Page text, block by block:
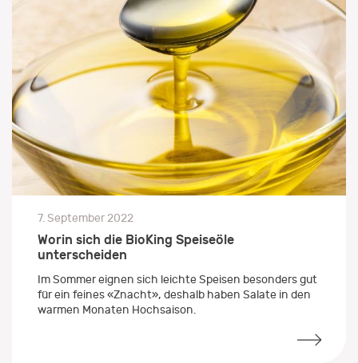
7. September 2022
Worin sich die BioKing Speiseöle
unterscheiden
Im Sommer eignen sich leichte Speisen besonders gut
für ein feines «Znacht», deshalb haben Salate in den